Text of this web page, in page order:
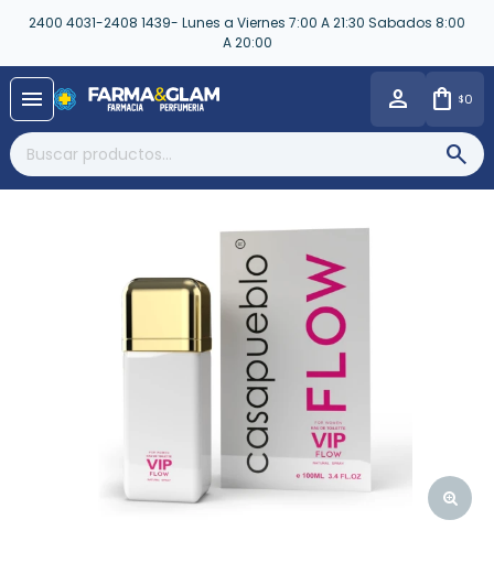
2400 4031-2408 1439- Lunes a Viernes 7:00 A 21:30 Sabados 8:00
A 20:00
menu $0